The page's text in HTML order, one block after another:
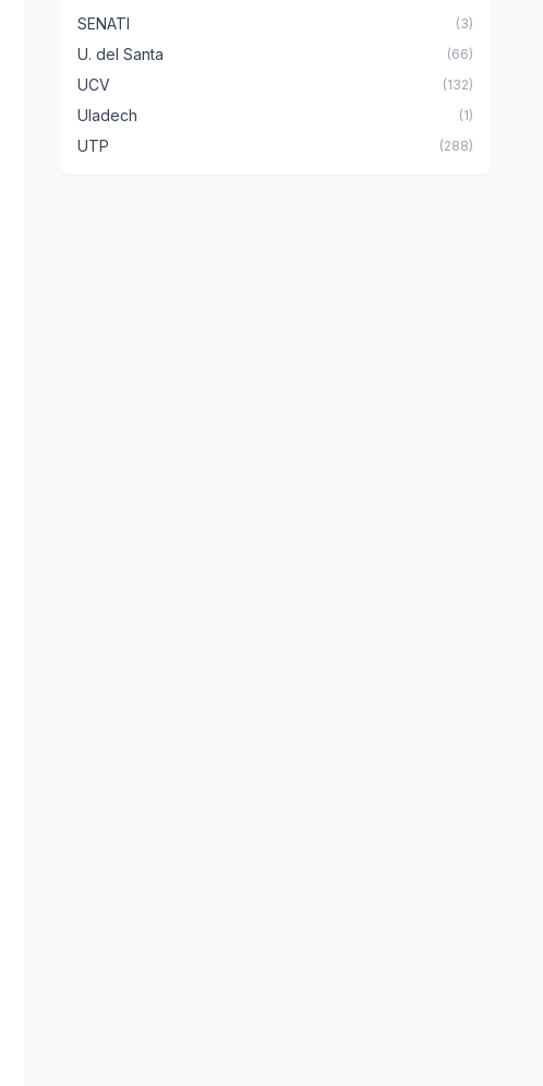
SENATI (3)
U. del Santa (66)
UCV (132)
Uladech (1)
UTP (288)